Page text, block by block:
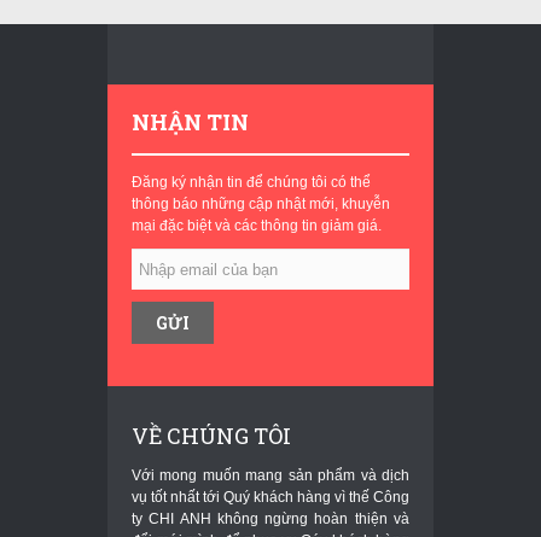
NHẬN TIN
Đăng ký nhận tin để chúng tôi có thể
thông báo những cập nhật mới, khuyễn
mại đặc biệt và các thông tin giảm giá.
VỀ CHÚNG TÔI
Với mong muốn mang sản phẩm và dịch
vụ tốt nhất tới Quý khách hàng vì thế Công
ty CHI ANH không ngừng hoàn thiện và